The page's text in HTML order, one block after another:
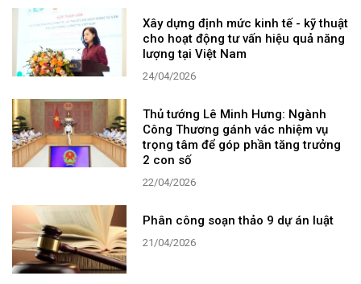
Xây dựng định mức kinh tế - kỹ thuật
cho hoạt động tư vấn hiệu quả năng
lượng tại Việt Nam
24/04/2026
Thủ tướng Lê Minh Hưng: Ngành
Công Thương gánh vác nhiệm vụ
trọng tâm để góp phần tăng trưởng
2 con số
22/04/2026
Phân công soạn thảo 9 dự án luật
21/04/2026